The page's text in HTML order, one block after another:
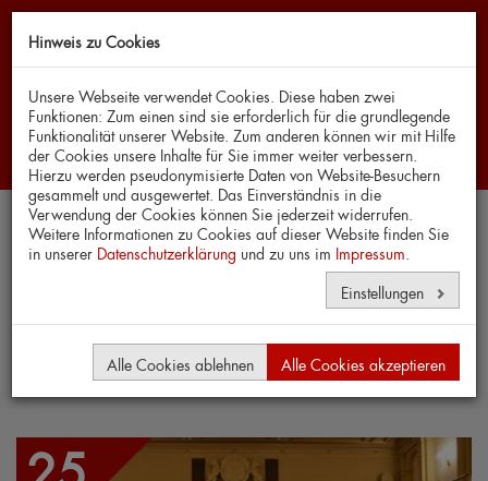
Spielplan & Tickets
Oktober 2025
25
Hinweis zu Cookies
Unsere Webseite verwendet Cookies. Diese haben zwei
Funktionen: Zum einen sind sie erforderlich für die grundlegende
Funktionalität unserer Website. Zum anderen können wir mit Hilfe
der Cookies unsere Inhalte für Sie immer weiter verbessern.
Hierzu werden pseudonymisierte Daten von Website-Besuchern
gesammelt und ausgewertet. Das Einverständnis in die
Verwendung der Cookies können Sie jederzeit widerrufen.
Weitere Informationen zu Cookies auf dieser Website finden Sie
in unserer Datenschutzerklärung und zu uns im Impressum
Einstellungen
Alle Cookies ablehnen Alle Cookies akzeptieren